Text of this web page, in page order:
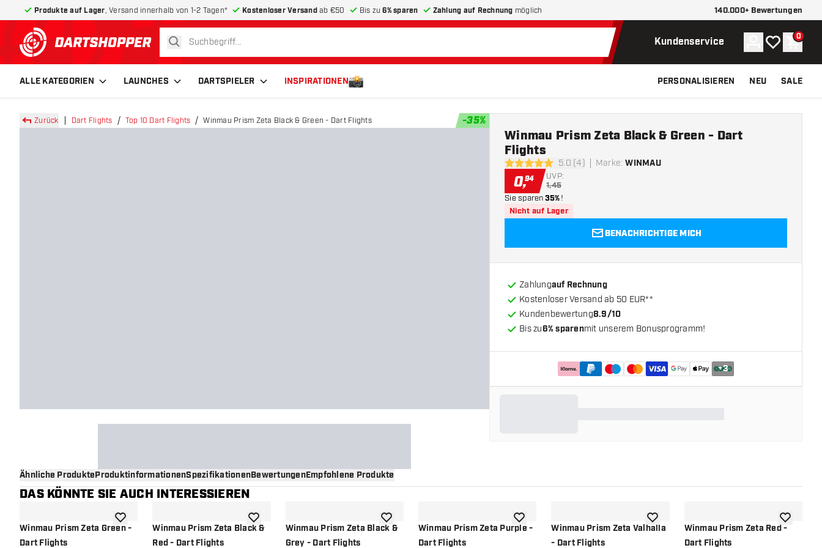
Produkte auf Lager , Versand innerhalb von 1-2 Tagen* Kostenloser Versandab €50 Bis zu6% sparen Zahlung auf Rechnung möglich 140.000+ Bewertungen
zurück zur Startseite
suchen Kundenservice Konto
Meine 0
ALLE KATEGORIEN LAUNCHES DARTSPIELER INSPIRATIONEN PERSONALISIEREN NEU SALE
Zurück Dart Flights Top 10 Dart Flights Winmau Prism Zeta Black & Green - Dart Flights -35%
5 Bewertungssterne
5.0 (4) Marke: WINMAU
Winmau Prism Zeta Black & Green - Dart
Flights
0,94 UVP:
1,45
Sie sparen35%!
Nicht auf Lager
BENACHRICHTIGE MICH
Zahlungauf Rechnung
Kostenloser Versand ab 50 EUR**
Kundenbewertung8.9/10
Bis zu6% sparenmit unserem Bonusprogramm!
+3
Ähnliche ProdukteProduktinformationenSpezifikationenBewertungenEmpfohlene Produkte
DAS KÖNNTE SIE AUCH INTERESSIEREN
Winmau Prism Zeta Green -
Dart Flights
Zur Wunschliste hinzufügen
Winmau Prism Zeta Black &
Red - Dart Flights
Zur Wunschliste hinzufügen
Winmau Prism Zeta Black &
Grey - Dart Flights
Zur Wunschliste hinzufügen
Winmau Prism Zeta Purple -
Dart Flights
Zur Wunschliste hinzufügen
Winmau Prism Zeta Valhalla
- Dart Flights
Zur Wunschliste hinzufügen
Winmau Prism Zeta Red -
Dart Flights
Zur